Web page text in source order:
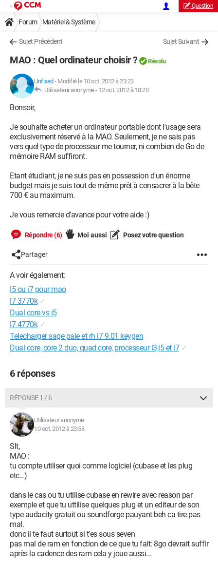
Question
Forum Matériel & Système
Sujet Précédent Sujet Suivant
MAO : Quel ordinateur choisir ? Résolu
Unfixed - Modifié le 10 oct. 2012 à 23:23
Utilisateur anonyme - 12 oct. 2012 à 18:20
Bonsoir,
Je souhaite acheter un ordinateur portable dont l'usage sera
exclusivement réservé à la MAO. Seulement, je ne sais pas
vers quel type de processeur me tourner, ni combien de Go de
mémoire RAM suffiront.
Etant étudiant, je ne suis pas en possession d'un énorme
budget mais je suis tout de même prêt à consacrer à la bête
700 € au maximum.
Je vous remercie d'avance pour votre aide :)
Répondre (6) Moi aussi Posez votre question
Partager
A voir également:
I5 ou i7 pour mao
I7 3770k ✓
Dual core vs i5
I7 4770k ✓
Telecharger sage paie et rh i7 9.01 keygen
Dual core, core 2 duo, quad core, processeur i3,i5 et i7 ✓
6 réponses
RÉPONSE 1 / 6
Utilisateur anonyme
10 oct. 2012 à 23:58
Slt,
MAO :
tu compte utiliser quoi comme logiciel (cubase et les plug
etc...)
dans le cas ou tu utilise cubase en rewire avec reason par
exemple et que tu uttilise quelques plug et un editeur de son
type audacity gratuit ou soundforge pauyant beh ca tire pas
mal.
donc il te faut surtout si t'es sous seven
pas mal de ram en fonction de ce que tu fait: 8go devrait suffir
après la cadence des ram cela y joue aussi...